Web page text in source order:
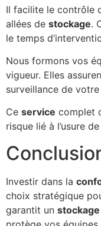
Il facilite le contrôle
allées de stockage.
le temps
Nous formons vos
vigueur. Elles
surveillance de votre
Ce service complet
risque lié à l’usure
Investir dans la
choix stratégique
garantit un stockage